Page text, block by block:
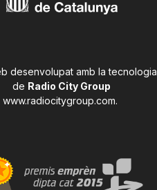
desenvolupat amb la tecnologia
de Radio City Group
www.radiocitygroup.com.